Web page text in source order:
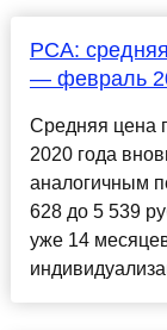
РСА:
— февраль
Средняя цена
2020 года
аналогичным
628 до 5 539
уже 14